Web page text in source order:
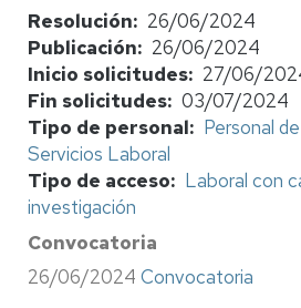
Resolución
26/06/2024
Publicación
26/06/2024
Inicio solicitudes
27/06/
Fin solicitudes 03/07/2024
Tipo de personal
Personal
Servicios Laboral
Tipo de acceso
Laboral con
investigación
Convocatoria
26/06/2024 Convocatoria